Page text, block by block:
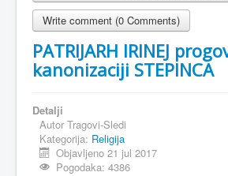
Write comment (0 Comments)
PATRIJARH IRINEJ
kanonizaciji STEPINCA
Detalji
Autor Tragovi-Sledi
Kategorija: Religija
Objavljeno 21 jul 2017
Pogodaka: 4386